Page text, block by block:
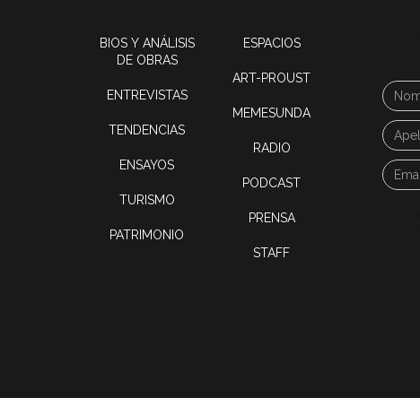
BIOS Y ANÁLISIS
DE OBRAS
ENTREVISTAS
TENDENCIAS
ENSAYOS
TURISMO
PATRIMONIO
ESPACIOS
ART-PROUST
MEMESUNDA
RADIO
PODCAST
PRENSA
STAFF